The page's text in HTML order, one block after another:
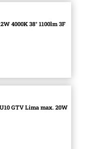
4000K 38° 1100lm 3F
GTV Lima max. 20W